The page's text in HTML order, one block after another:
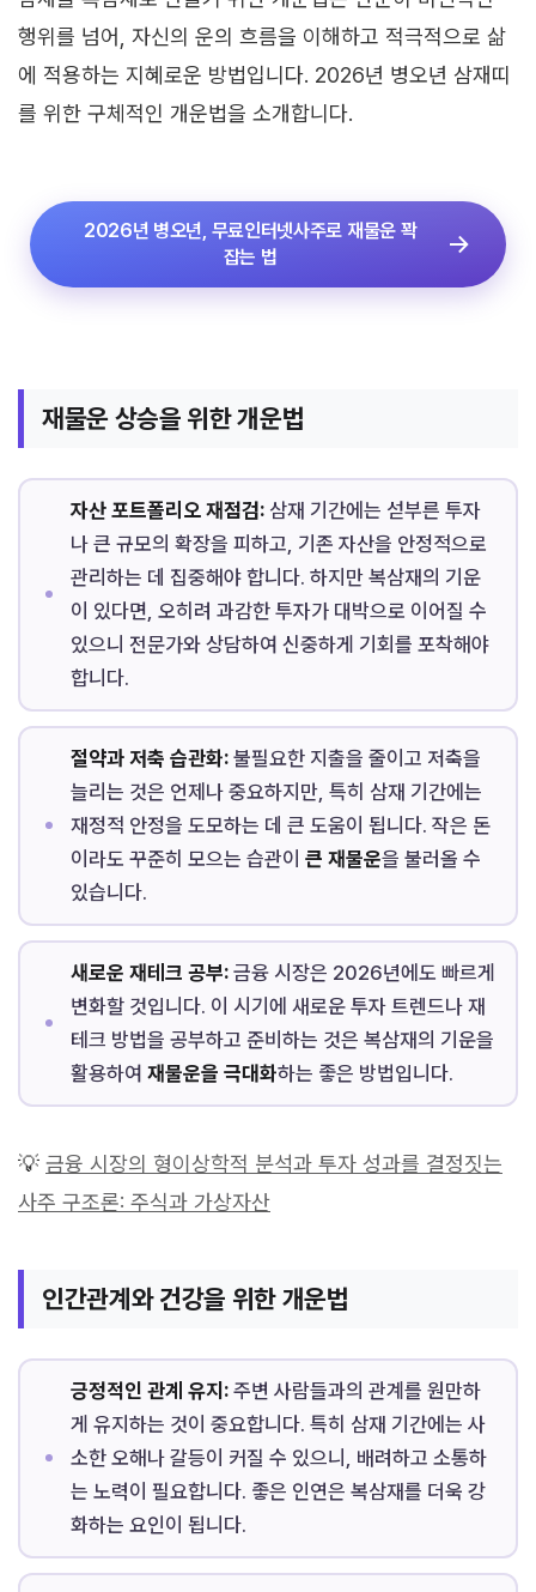
행위를 넘어, 자신의 운의 흐름을 이해하고 적극적으로 삶
에 적용하는 지혜로운 방법입니다. 2026년 병오년 삼재띠
를 위한 구체적인 개운법을 소개합니다.
2026년 병오년, 무료인터넷사주로 재물운 꽉
잡는 법
재물운 상승을 위한 개운법
자산 포트폴리오 재점검:삼재 기간에는 섣부른 투자
나 큰 규모의 확장을 피하고, 기존 자산을 안정적으로
관리하는 데 집중해야 합니다. 하지만 복삼재의 기운
이 있다면, 오히려 과감한 투자가 대박으로 이어질 수
있으니 전문가와 상담하여 신중하게 기회를 포착해야
합니다.
절약과 저축 습관화:불필요한 지출을 줄이고 저축을
늘리는 것은 언제나 중요하지만, 특히 삼재 기간에는
재정적 안정을 도모하는 데 큰 도움이 됩니다. 작은 돈
이라도 꾸준히 모으는 습관이 큰 재물운을 불러올 수
있습니다.
새로운 재테크 공부:금융 시장은 2026년에도 빠르게
변화할 것입니다. 이 시기에 새로운 투자 트렌드나 재
테크 방법을 공부하고 준비하는 것은 복삼재의 기운을
활용하여 재물운을 극대화하는 좋은 방법입니다.
💡 금융 시장의 형이상학적 분석과 투자 성과를 결정짓는
사주 구조론: 주식과 가상자산
인간관계와 건강을 위한 개운법
긍정적인 관계 유지:주변 사람들과의 관계를 원만하
게 유지하는 것이 중요합니다. 특히 삼재 기간에는 사
소한 오해나 갈등이 커질 수 있으니, 배려하고 소통하
는 노력이 필요합니다. 좋은 인연은 복삼재를 더욱 강
화하는 요인이 됩니다.